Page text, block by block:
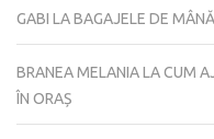
GABI LABAGAJELE DE
BRANEA MELANIALACUM
ÎN ORAȘ